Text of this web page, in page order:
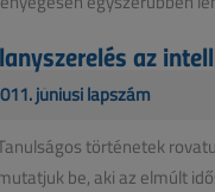
az
júniusi lapszám
történetek
be, aki az elmúlt